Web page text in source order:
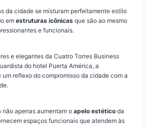
da cidade se misturam perfeitamente estilo
em estruturas icônicas que são ao mesmo
e funcionais.
e elegantes da Cuatro Torres Business
do hotel Puerta América, a
reflexo do compromisso da cidade com a
não apenas aumentam o apelo estético da
espaços funcionais que atendem às